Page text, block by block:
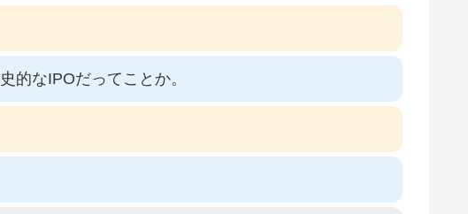
的なIPOだってことか。